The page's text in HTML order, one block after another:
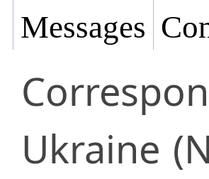
Messages
Ukraine